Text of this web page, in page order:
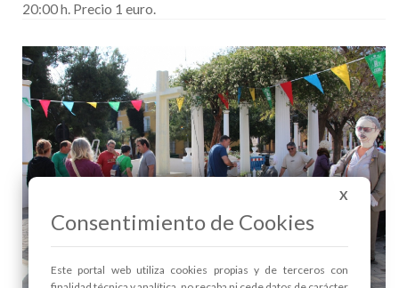
20:00 h. Precio 1 euro.
X
Consentimiento de Cookies
Este portal web utiliza cookies propias y de terceros con